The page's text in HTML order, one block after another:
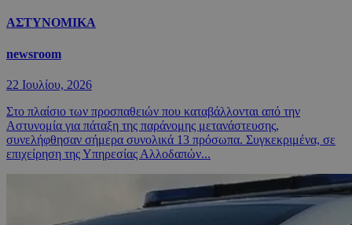
ΑΣΤΥΝΟΜΙΚΑ
newsroom
22 Ιουλίου, 2026
Στο πλαίσιο των προσπαθειών που καταβάλλονται από την
Αστυνομία για πάταξη της παράνομης μετανάστευσης,
συνελήφθησαν σήμερα συνολικά 13 πρόσωπα. Συγκεκριμένα, σε
επιχείρηση της Υπηρεσίας Αλλοδαπών...